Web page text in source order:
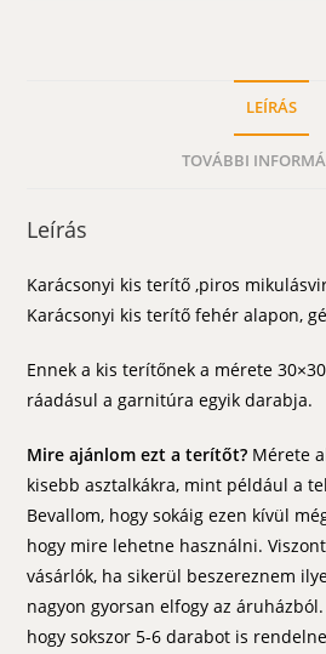
LEÍRÁS
TOVÁBBI
Leírás
Karácsonyi kis terítő ,piros
Karácsonyi kis terítő fehér alapon,
Ennek a kis terítőnek a mérete
ráadásul a garnitúra egyik darabja.
Mire ajánlom ezt a terítőt? Mérete
kisebb asztalkákra, mint például a
Bevallom, hogy sokáig ezen kívül
hogy mire lehetne használni.
vásárlók, ha sikerül beszereznem
nagyon gyorsan elfogy az
hogy sokszor 5-6 darabot is